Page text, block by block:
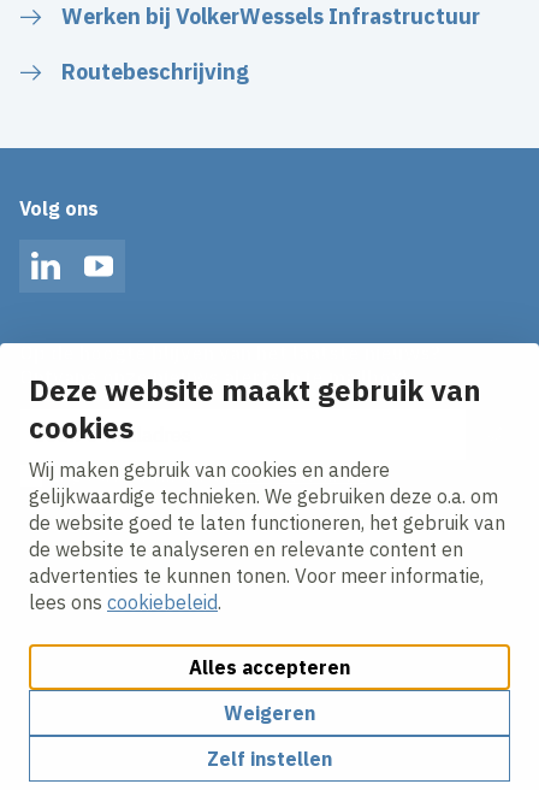
Deze website maakt gebruik van
cookies
Wij maken gebruik van cookies en andere
gelijkwaardige technieken. We gebruiken deze o.a. om
de website goed te laten functioneren, het gebruik van
de website te analyseren en relevante content en
advertenties te kunnen tonen. Voor meer informatie,
lees ons cookiebeleid.
Alles accepteren
Weigeren
Zelf instellen
Werken bij VolkerWessels Infrastructuur
Routebeschrijving
Volg ons
LinkedInYouTube
Ontvang onze nieuws alerts in je mailbox!
E-mailadres
Ik ga akkoord met hetprivacy statement.
Cookies aanpassenCookie beleidPrivacy policy